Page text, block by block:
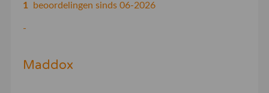
1 beoordelingen sinds 06-2026
-
Maddox